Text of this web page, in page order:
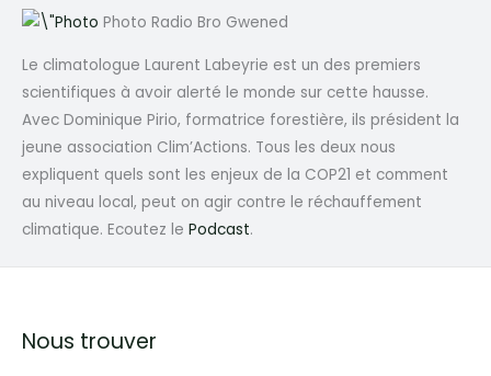
Photo Radio Bro Gwened
Le climatologue Laurent Labeyrie est un des premiers
scientifiques à avoir alerté le monde sur cette hausse.
Avec Dominique Pirio, formatrice forestière, ils président la
jeune association Clim’Actions. Tous les deux nous
expliquent quels sont les enjeux de la COP21 et comment
au niveau local, peut on agir contre le réchauffement
climatique. Ecoutez le Podcast.
Nous trouver